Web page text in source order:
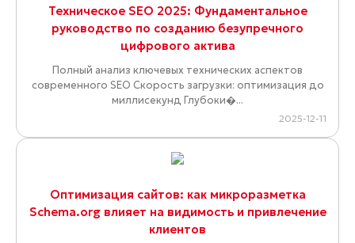
Техническое SEO 2025: Фундаментальное
руководство по созданию безупречного
цифрового актива
Полный анализ ключевых технических аспектов
современного SEO Скорость загрузки: оптимизация до
миллисекунд Глубоки�...
2025-12-11
Оптимизация сайтов: как микроразметка
Schema.org влияет на видимость и привлечение
клиентов